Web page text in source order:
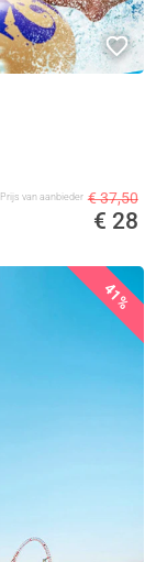
Prijs van aanbieder € 37,50
€ 28
41%